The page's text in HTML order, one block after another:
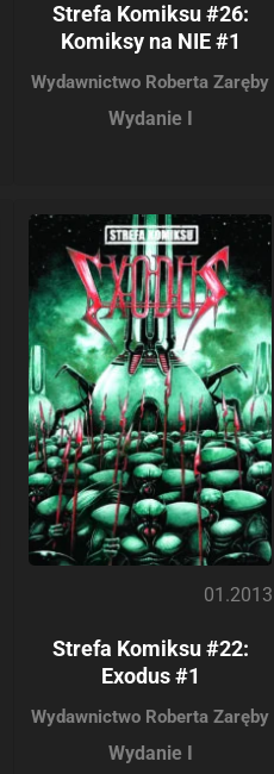
Strefa Komiksu #26:
Komiksy na NIE #1
Wydawnictwo Roberta Zaręby
Wydanie I
01.2013
Strefa Komiksu #22:
Exodus #1
Wydawnictwo Roberta Zaręby
Wydanie I